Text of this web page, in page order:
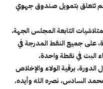
تتعلق بتمويل صندوق جهوي
على جميع النقط المدرجة في
البت في نقطة واحدة.
برقية الولاء والإخلاص
محمد السادس، نصره الله وأيده.